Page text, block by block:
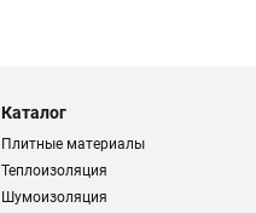
Каталог
Плитные материалы
Теплоизоляция
Шумоизоляция